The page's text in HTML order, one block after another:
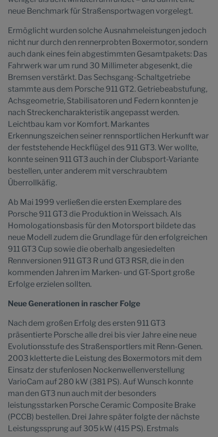
neue Benchmark für Straßensportwagen vorgelegt.
Ermöglicht wurden solche Ausnahmeleistungen jedoch
nicht nur durch den rennerprobten Boxermotor, sondern
auch dank eines fein abgestimmten Gesamtpakets: Das
Fahrwerk war um rund 30 Millimeter abgesenkt, die
Bremsen verstärkt. Das Sechsgang-Schaltgetriebe
stammte aus dem Porsche 911 GT2. Getriebeabstufung,
Achsgeometrie, Stabilisatoren und Federn konnten je
nach Streckencharakteristik angepasst werden.
Leichtbau kam vor Komfort. Markantes
Erkennungszeichen seiner rennsportlichen Herkunft war
der feststehende Heckflügel des 911 GT3. Wer wollte,
konnte seinen 911 GT3 auch in der Clubsport-Variante
bestellen, unter anderem mit verschraubtem
Überrollkäfig.
Ab Mai 1999 verließen die ersten Exemplare des
Porsche 911 GT3 die Produktion in Weissach. Als
Homologationsbasis für den Motorsport bildete das
neue Modell zudem die Grundlage für den erfolgreichen
911 GT3 Cup sowie die oberhalb angesiedelten
Rennversionen 911 GT3 R und GT3 RSR, die in den
kommenden Jahren im Marken- und GT-Sport große
Erfolge erzielen sollten.
Neue Generationen in rascher Folge
Nach dem großen Erfolg des ersten 911 GT3
präsentierte Porsche alle drei bis vier Jahre eine neue
Evolutionsstufe des Straßensportlers mit Renn-Genen.
2003 kletterte die Leistung des Boxermotors mit dem
Einsatz der stufenlosen Nockenwellenverstellung
VarioCam auf 280 kW (381 PS). Auf Wunsch konnte
man den GT3 nun auch mit der besonders
leistungsstarken Porsche Ceramic Composite Brake
(PCCB) bestellen. Drei Jahre später folgte der nächste
Leistungssprung auf 305 kW (415 PS). Erstmals